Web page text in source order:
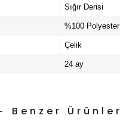
Sığır Derisi
%100 Polyester
Çelik
24 ay
Benzer Ürünler